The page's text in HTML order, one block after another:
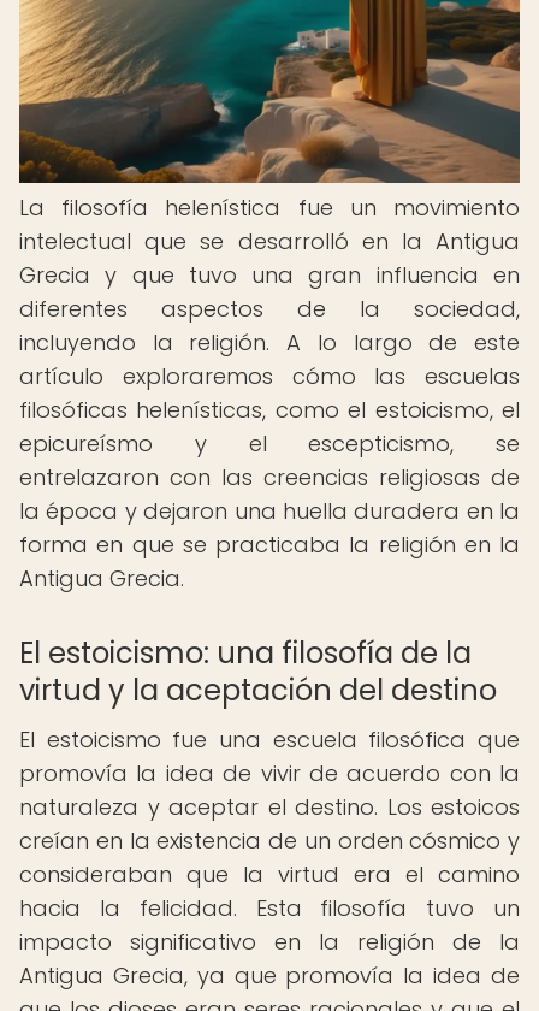
La filosofía helenística fue un movimiento
intelectual que se desarrolló en la Antigua
Grecia y que tuvo una gran influencia en
diferentes aspectos de la sociedad,
incluyendo la religión. A lo largo de este
artículo exploraremos cómo las escuelas
filosóficas helenísticas, como el estoicismo, el
epicureísmo y el escepticismo, se
entrelazaron con las creencias religiosas de
la época y dejaron una huella duradera en la
forma en que se practicaba la religión en la
Antigua Grecia.
El estoicismo: una filosofía de la
virtud y la aceptación del destino
El estoicismo fue una escuela filosófica que
promovía la idea de vivir de acuerdo con la
naturaleza y aceptar el destino. Los estoicos
creían en la existencia de un orden cósmico y
consideraban que la virtud era el camino
hacia la felicidad. Esta filosofía tuvo un
impacto significativo en la religión de la
Antigua Grecia, ya que promovía la idea de